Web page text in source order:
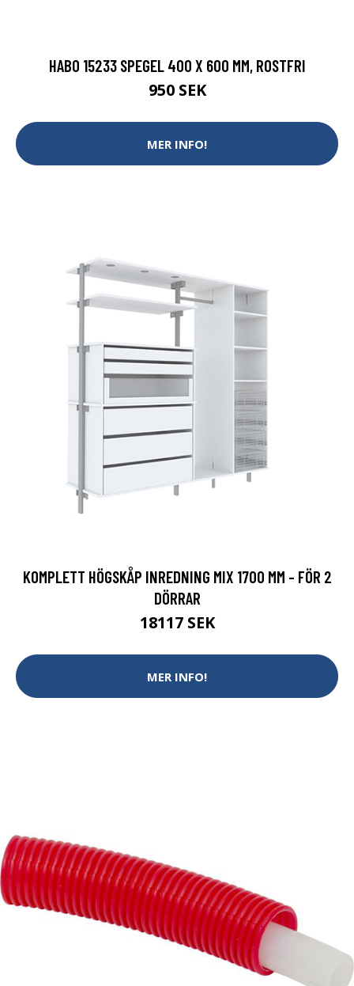
HABO 15233 SPEGEL 400 X 600 MM, ROSTFRI
950 SEK
MER INFO!
KOMPLETT HÖGSKÅP INREDNING MIX 1700 MM - FÖR 2
DÖRRAR
18117 SEK
MER INFO!